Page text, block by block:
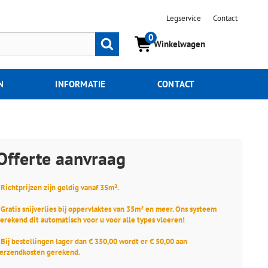
Legservice Contact
0
Winkelwagen
Zoeken
INFORMATIE CONTACT
aanvraag
zijn geldig vanaf 35m².
snijverlies bij oppervlaktes van 35m² en meer. Ons systeem
dit automatisch voor u voor alle types vloeren!
bestellingen lager dan € 350,00 wordt er € 50,00 aan
gerekend.